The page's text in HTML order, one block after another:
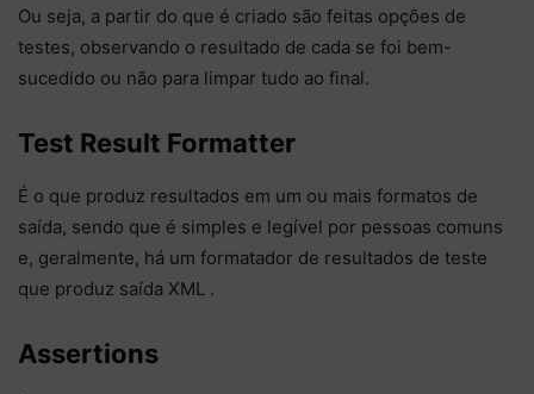
Ou seja, a partir do que é criado são feitas opções de
testes, observando o resultado de cada se foi bem-
sucedido ou não para limpar tudo ao final.
Test Result Formatter
É o que produz resultados em um ou mais formatos de
saída, sendo que é simples e legível por pessoas comuns
e, geralmente, há um formatador de resultados de teste
que produz saída XML .
Assertions